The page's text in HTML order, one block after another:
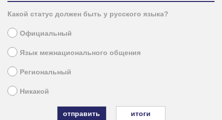
Какой статус должен быть у русского языка?
Официальный
Язык межнационального общения
Региональный
Никакой
итоги